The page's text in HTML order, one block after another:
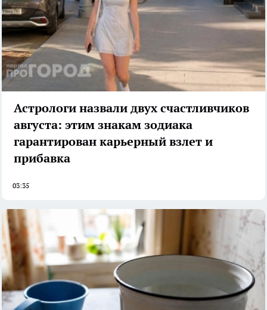
Астрологи назвали двух счастливчиков
августа: этим знакам зодиака
гарантирован карьерный взлет и
прибавка
03:35